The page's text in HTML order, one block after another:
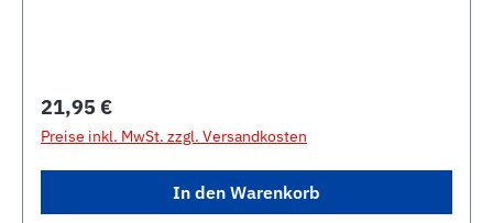
Regulärer Preis:
21,95 €
Preise inkl. MwSt. zzgl. Versandkosten
In den Warenkorb